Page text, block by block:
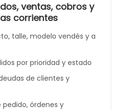
ventas, cobros y
corrientes
talle, modelo vendés y a
por prioridad y estado
de clientes y
órdenes y